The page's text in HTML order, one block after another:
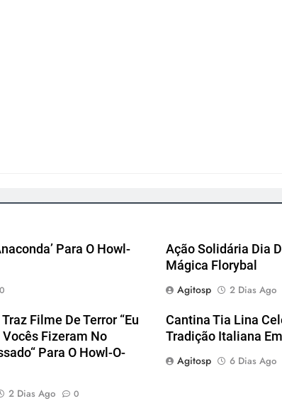
Para O Howl-
0
Ação Solidária Dia
Mágica Florybal
Agitosp
2 Dias Ago
Filme De Terror “Eu
Vocês Fizeram No
Para O Howl-O-
2 Dias Ago 0
Cantina Tia Lina
Tradição Italiana
Agitosp
6 Dias Ago